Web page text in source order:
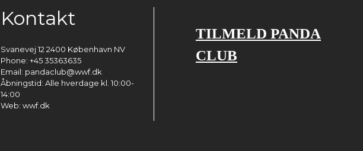
Kontakt
Svanevej 12 2400 København NV
Phone: +45 35363635
Email: pandaclub@wwf.dk
Åbningstid: Alle hverdage kl. 10:00-
14:00
Web: wwf.dk
TILMELD PANDA
CLUB